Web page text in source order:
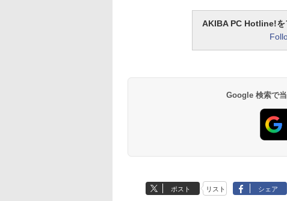
AKIBA PC Hotline!を
Google 検索で
ポスト リスト シェア